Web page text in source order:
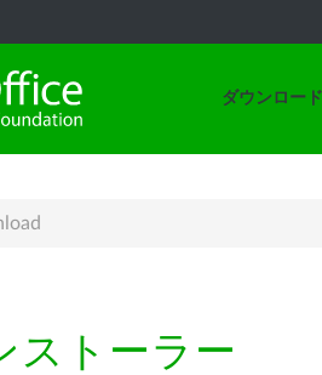
ダウンロード
ストーラー